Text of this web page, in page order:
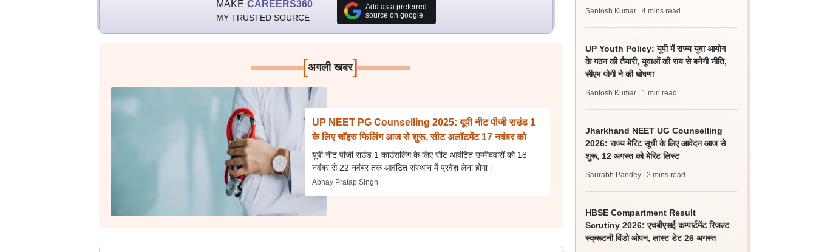
MAKE CAREERS360
MY TRUSTED SOURCE
Add as a preferred
source on google
[अगली खबर]
UP NEET PG Counselling 2025: यूपी नीट पीजी राउंड 1
के लिए चॉइस फिलिंग आज से शुरू, सीट अलॉटमेंट 17 नवंबर को
यूपी नीट पीजी राउंड 1 काउंसलिंग के लिए सीट आवंटित उम्मीदवारों को 18
नवंबर से 22 नवंबर तक आवंटित संस्थान में प्रवेश लेना होगा।
Abhay Pratap Singh
Santosh Kumar | 4 mins read
UP Youth Policy: यूपी में राज्य युवा आयोग
के गठन की तैयारी, युवाओं की राय से बनेगी नीति,
सीएम योगी ने की घोषणा
Santosh Kumar | 1 min read
Jharkhand NEET UG Counselling
2026: राज्य मेरिट सूची के लिए आवेदन आज से
शुरू, 12 अगस्त को मेरिट लिस्ट
Saurabh Pandey | 2 mins read
HBSE Compartment Result
Scrutiny 2026: एचबीएसई कम्पार्टमेंट रिजल्ट
स्क्रूटनी विंडो ओपन, लास्ट डेट 26 अगस्त